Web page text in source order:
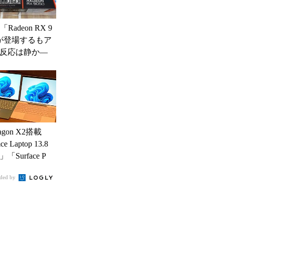
Radeon RX 9
登場するもア
応は静か―
X2搭載
Laptop 13.8
「Surface P
by